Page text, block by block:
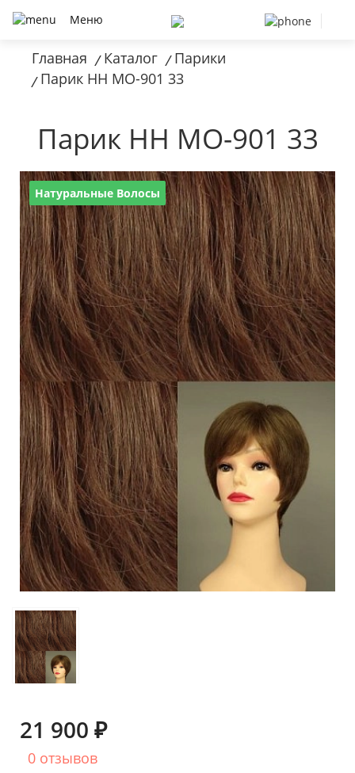
Меню
Главная / Каталог / Парики
/ Парик HH MO-901 33
Парик HH MO-901 33
Натуральные Волосы
21 900 ₽
0 отзывов